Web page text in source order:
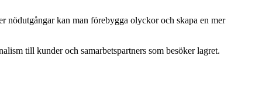
nödutgångar kan man förebygga olyckor och skapa en mer
till kunder och samarbetspartners som besöker lagret.